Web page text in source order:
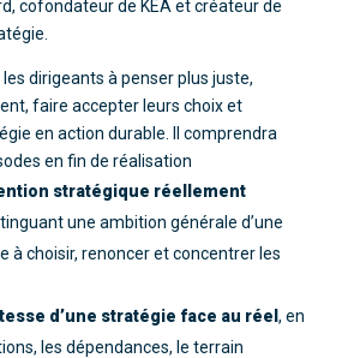
cofondateur de KEA et créateur de
les dirigeants à penser plus juste,
faire accepter leurs choix et
en action durable. Il comprendra
en fin de réalisation
stratégique réellement
une ambition générale d’une
à choisir, renoncer et concentrer les
d’une stratégie face au réel, en
les dépendances, le terrain